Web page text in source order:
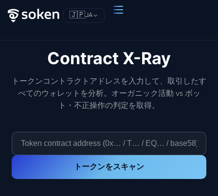
🇯🇵JA
Contract X-Ray
トークンコントラクトアドレスを入力して、取引したす
べてのウォレットを分析。オーガニック活動 vs ボッ
ト・不正操作の判定を取得。
トークンをスキャン